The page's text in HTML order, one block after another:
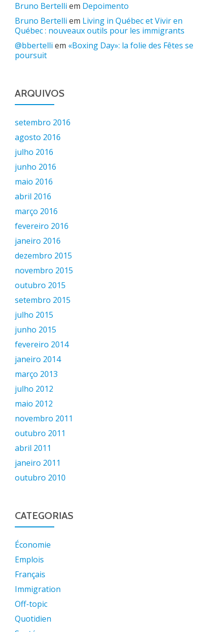
Bruno Bertelli em Depoimento
Bruno Bertelli em Living in Québec et Vivir en
Québec : nouveaux outils pour les immigrants
@bbertelli em «Boxing Day»: la folie des Fêtes se
poursuit
ARQUIVOS
setembro 2016
agosto 2016
julho 2016
junho 2016
maio 2016
abril 2016
março 2016
fevereiro 2016
janeiro 2016
dezembro 2015
novembro 2015
outubro 2015
setembro 2015
julho 2015
junho 2015
fevereiro 2014
janeiro 2014
março 2013
julho 2012
maio 2012
novembro 2011
outubro 2011
abril 2011
janeiro 2011
outubro 2010
CATEGORIAS
Économie
Emplois
Français
Immigration
Off-topic
Quotidien